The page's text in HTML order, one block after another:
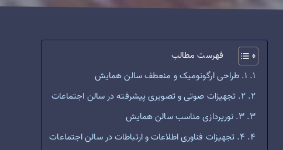
فهرست مطالب
1. طراحی ارگونومیک و منعطف سالن همایش
2. تجهیزات صوتی و تصویری پیشرفته در سالن اجتماعات
3. نورپردازی مناسب سالن همایش
4. تجهیزات فناوری اطلاعات و ارتباطات در سالن اجتماعات